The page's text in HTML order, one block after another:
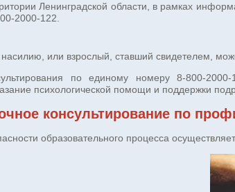
Ленинградской области, в рамках
2000-122.
или взрослый, ставший свидетелем,
по единому номеру 8-800-2000-
психологической помощи и поддержки
консультирование по
образовательного процесса